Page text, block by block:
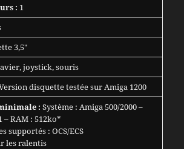
: 1
3,5″
joystick, souris
disquette testée sur Amiga 1200
: Système : Amiga 500/2000 –
– RAM : 512ko*
supportés : OCS/ECS
les ralentis